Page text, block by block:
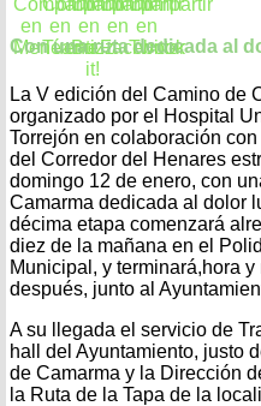
Con una ruta dedicada al
La V edición del Camino de
organizado por el Hospital
Torrejón en colaboración
del Corredor del Henares
domingo 12 de enero, con
Camarma dedicada al dolor
décima etapa comenzará
diez de la mañana en el
Municipal, y terminará,hora y
después, junto al
A su llegada el servicio de
hall del Ayuntamiento, justo
de Camarma y la Dirección
la Ruta de la Tapa de la